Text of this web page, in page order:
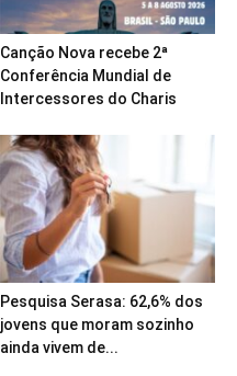
Canção Nova recebe 2ª
Conferência Mundial de
Intercessores do Charis
Pesquisa Serasa: 62,6% dos
jovens que moram sozinho
ainda vivem de...